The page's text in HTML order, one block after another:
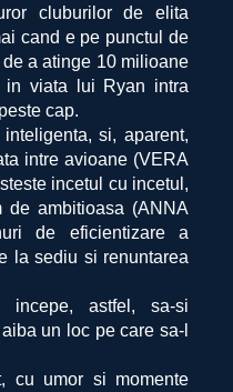
cluburilor de elita
cand e pe punctul de
a atinge 10 milioane
in viata lui Ryan intra
cap.
si, aparent,
intre avioane (VERA
incetul cu incetul,
ambitioasa (ANNA
de eficientizare a
la sediu si renuntarea
astfel, sa-si
un loc pe care sa-l
cu umor si momente